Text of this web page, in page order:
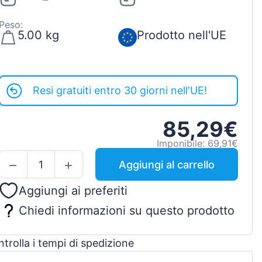
Peso:
5.00 kg Prodotto nell'UE
Resi gratuiti entro 30 giorni nell'UE!
85,29€
Imponibile: 69,91€
Aggiungi al carrello
Aggiungi ai preferiti
Chiedi informazioni su questo prodotto
i tempi di spedizione